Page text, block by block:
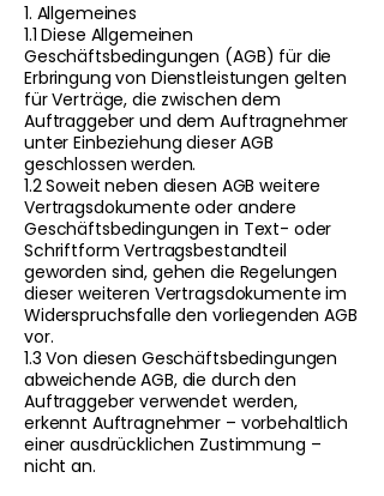
1. Allgemeines
1.1 Diese Allgemeinen
Geschäftsbedingungen (AGB) für die
Erbringung von Dienstleistungen gelten
für Verträge, die zwischen dem
Auftraggeber und dem Auftragnehmer
unter Einbeziehung dieser AGB
geschlossen werden.
1.2 Soweit neben diesen AGB weitere
Vertragsdokumente oder andere
Geschäftsbedingungen in Text- oder
Schriftform Vertragsbestandteil
geworden sind, gehen die Regelungen
dieser weiteren Vertragsdokumente im
Widerspruchsfalle den vorliegenden AGB
vor.
1.3 Von diesen Geschäftsbedingungen
abweichende AGB, die durch den
Auftraggeber verwendet werden,
erkennt Auftragnehmer – vorbehaltlich
einer ausdrücklichen Zustimmung –
nicht an.